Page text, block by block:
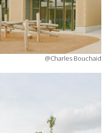
@Charles Bouchaid